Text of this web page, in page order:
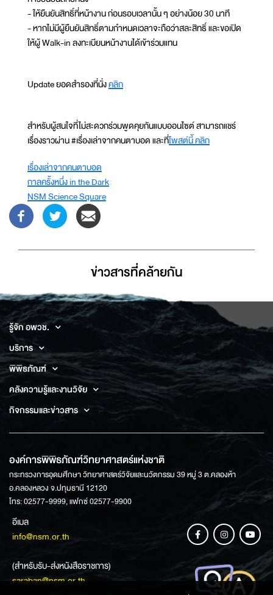
- ให้ยืนยันสิทธิ์ที่หน้างาน ก่อนรอบเวลานั้น ๆ อย่างน้อย 30 นาที
- หากไม่มีผู้ยืนยันสิทธิ์ตามกำหนดเวลาจะถือว่าสละสิทธิ์ และขอเปิด
ให้ผู้ Walk-in ลงทะเบียนหน้างานได้เข้าร่วมแทน
Update ยอดสำรองที่นั่งคลิก
สำหรับผู้สนใจที่ไม่สะดวกร่วมพูดคุยกันแบบออนไซต์ สามารถแชร์
เรื่องราวผ่าน #เรื่องเล่าจากคนตาบอด และที่โพสต์นี้ คลิก
เรื่องเล่าจากคนตาบอด
กาลครั้งหนึ่ง in the Dark
NSM Science Square
ข่าวสารที่่คล้ายกัน
รู้จัก อพวช.
บริการ
พิพิธภัณฑ์
คลังความรู้และงานวิจัย
กิจกรรมและข่าวสาร
องค์การพิพิธภัณฑ์วิทยาศาสตร์แห่งชาติ
กระทรวงการอุดมศึกษา วิทยาศาสตร์วิจัยและนวัตกรรม 39 หมู่ 3 ต.คลองห้า
อ.คลองหลวง จ.ปทุมธานี 12120
โทร: 02577-9999, แฟกซ์ 02577-9900
อีเมล
info@nsm.or.th
(สำหรับรับ-ส่งหนังสือราชการ)
saraban@nsm.or.th